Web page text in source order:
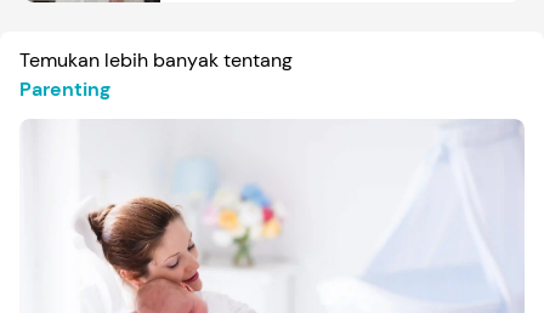
Temukan lebih banyak tentang
Parenting